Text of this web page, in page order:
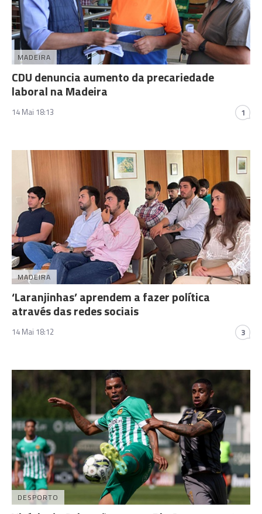
MADEIRA
CDU denuncia aumento da precariedade
laboral na Madeira
14 Mai 18:13 1
MADEIRA
‘Laranjinhas’ aprendem a fazer política
através das redes sociais
14 Mai 18:12 3
DESPORTO